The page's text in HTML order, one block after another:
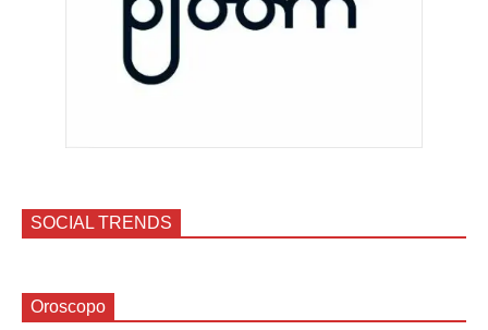
SOCIAL TRENDS
Oroscopo